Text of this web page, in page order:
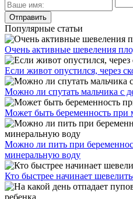
Популярные статьи
Очень активные шевеления
Если живот опустился, через
Можно ли спутать мальчика с
Может быть беременность
Можно ли пить при
минеральную воду
Кто быстрее начинает